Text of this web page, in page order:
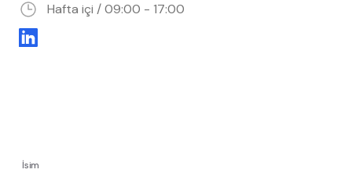
Hafta içi / 09:00 - 17:00
LinkedIn
İsim